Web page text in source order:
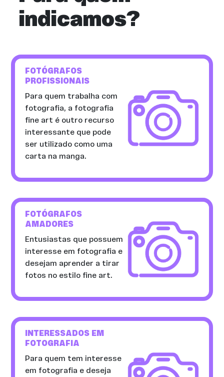
indicamos?
FOTÓGRAFOS
PROFISSIONAIS
Para quem trabalha com
fotografia, a fotografia
fine art é outro recurso
interessante que pode
ser utilizado como uma
carta na manga.
FOTÓGRAFOS
AMADORES
Entusiastas que possuem
interesse em fotografia e
desejam aprender a tirar
fotos no estilo fine art.
INTERESSADOS EM
FOTOGRAFIA
Para quem tem interesse
em fotografia e deseja